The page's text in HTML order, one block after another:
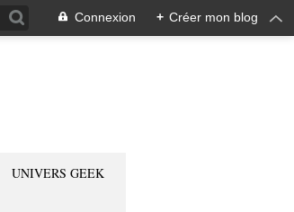
Connexion + Créer mon blog
UNIVERS GEEK